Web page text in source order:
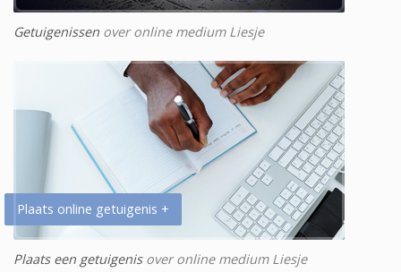
Getuigenissen over online medium Liesje
Plaats online getuigenis +
Plaats een getuigenisover online medium Liesje